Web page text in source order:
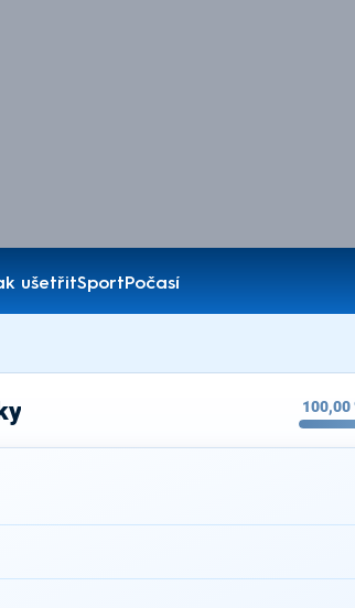
ušetřitSportPočasí
100,00